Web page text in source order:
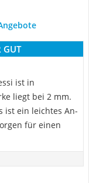
GUT
ist in
liegt bei 2 mm.
ist ein leichtes An-
für einen